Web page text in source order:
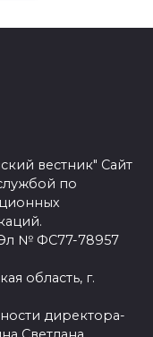
вестник" Сайт
по
№ ФС77-78957
область, г.
директора-